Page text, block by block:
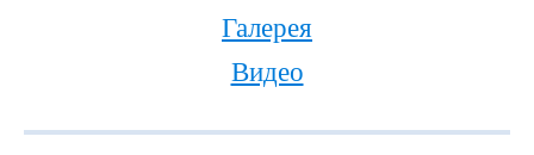
Галерея
Видео